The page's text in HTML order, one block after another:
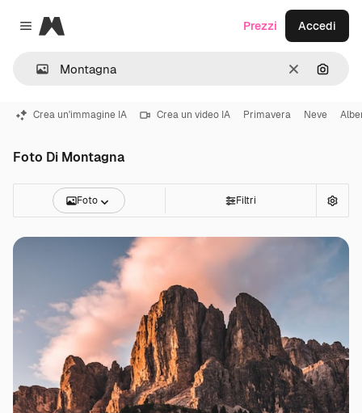
Close menu
Magnific
CancellaCerca
Prezzi Accedi
Crea un'immagine IA Crea un video IA Primavera Neve
Foto Di Montagna
Foto Filtri